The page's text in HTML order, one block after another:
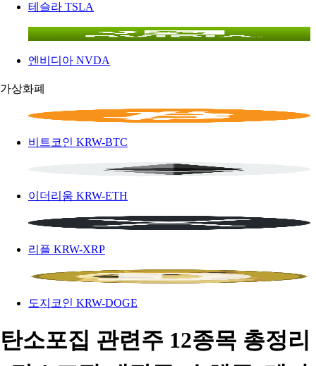
테슬라 TSLA
엔비디아 NVDA
가상화폐
비트코인 KRW-BTC
이더리움 KRW-ETH
리플 KRW-XRP
도지코인 KRW-DOGE
탄소포집 관련주 12종목 총정리